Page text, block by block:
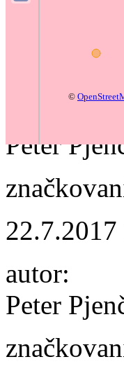
©
Zmeniť
Peter
autor:
Peter